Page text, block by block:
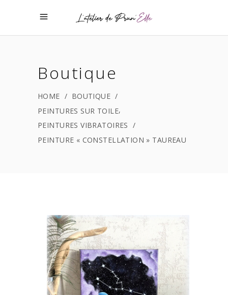
Boutique
HOME / BOUTIQUE /
PEINTURES SUR TOILE,
PEINTURES VIBRATOIRES /
PEINTURE « CONSTELLATION » TAUREAU